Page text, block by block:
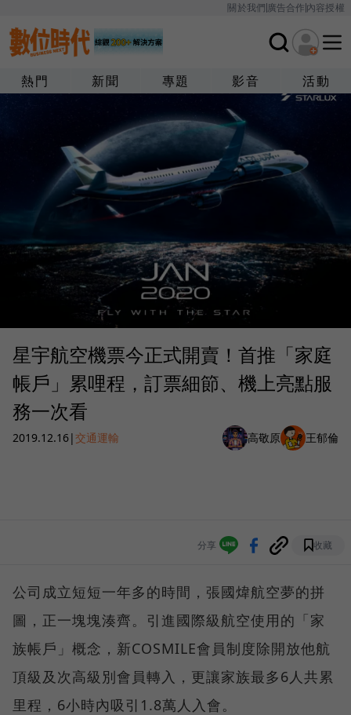
關於我們廣告合作內容授權
熱門 新聞 專題 影音 活動
星宇航空機票今正式開賣！首推「家庭
帳戶」累哩程，訂票細節、機上亮點服
務一次看
2019.12.16|交通運輸 高敬原 王郁倫
分享 收藏
公司成立短短一年多的時間，張國煒航空夢的拼
圖，正一塊塊湊齊。引進國際級航空使用的「家
族帳戶」概念，新COSMILE會員制度除開放他航
頂級及次高級別會員轉入，更讓家族最多6人共累
里程，6小時內吸引1.8萬人入會。